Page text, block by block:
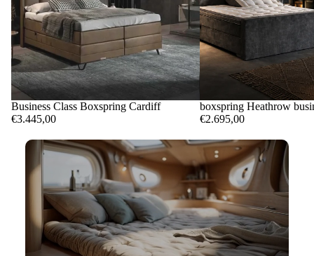
Business Class Boxspring Cardiff
€3.445,00
boxspring Heathrow
€2.695,00